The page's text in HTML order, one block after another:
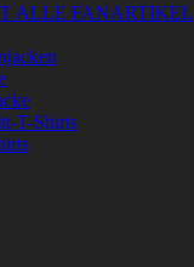
ALLE FANARTIKEL
T-Shirts